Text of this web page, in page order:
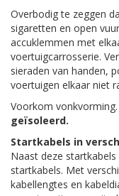
Overbodig te zeggen
sigaretten en open
accuklemmen met
voertuigcarrosserie.
sieraden van handen,
voertuigen elkaar niet
Voorkom vonkvorming.
geïsoleerd.
Startkabels in
Naast deze
startkabels. Met
kabellengtes en